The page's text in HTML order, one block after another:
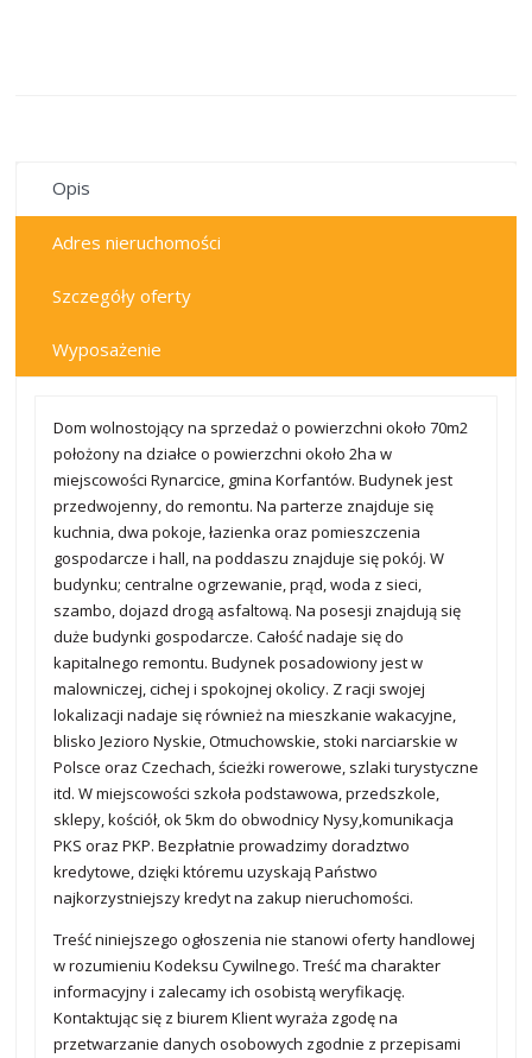
Opis
Adres nieruchomości
Szczegóły oferty
Wyposażenie
Dom wolnostojący na sprzedaż o powierzchni około 70m2
położony na działce o powierzchni około 2ha w
miejscowości Rynarcice, gmina Korfantów. Budynek jest
przedwojenny, do remontu. Na parterze znajduje się
kuchnia, dwa pokoje, łazienka oraz pomieszczenia
gospodarcze i hall, na poddaszu znajduje się pokój. W
budynku; centralne ogrzewanie, prąd, woda z sieci,
szambo, dojazd drogą asfaltową. Na posesji znajdują się
duże budynki gospodarcze. Całość nadaje się do
kapitalnego remontu. Budynek posadowiony jest w
malowniczej, cichej i spokojnej okolicy. Z racji swojej
lokalizacji nadaje się również na mieszkanie wakacyjne,
blisko Jezioro Nyskie, Otmuchowskie, stoki narciarskie w
Polsce oraz Czechach, ścieżki rowerowe, szlaki turystyczne
itd. W miejscowości szkoła podstawowa, przedszkole,
sklepy, kościół, ok 5km do obwodnicy Nysy,komunikacja
PKS oraz PKP. Bezpłatnie prowadzimy doradztwo
kredytowe, dzięki któremu uzyskają Państwo
najkorzystniejszy kredyt na zakup nieruchomości.
Treść niniejszego ogłoszenia nie stanowi oferty handlowej
w rozumieniu Kodeksu Cywilnego. Treść ma charakter
informacyjny i zalecamy ich osobistą weryfikację.
Kontaktując się z biurem Klient wyraża zgodę na
przetwarzanie danych osobowych zgodnie z przepisami